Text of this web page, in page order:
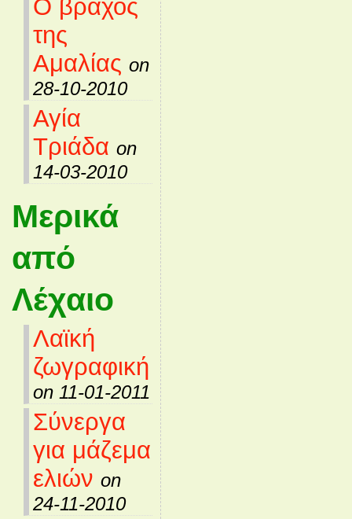
Ο βράχος
της
Αμαλίας on
28-10-2010
Αγία
Τριάδα on
14-03-2010
Μερικά
από
Λέχαιο
Λαϊκή
ζωγραφική
on 11-01-2011
Σύνεργα
για μάζεμα
ελιών on
24-11-2010